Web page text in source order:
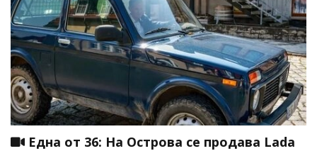
Една от 36: На Острова се продава Lada